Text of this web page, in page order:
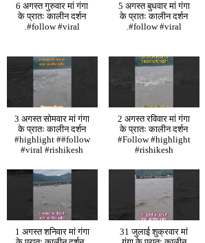
6 अगस्त गुरुवार मां गंगा
के प्रातः कालीन दर्शन
.#follow #viral
5 अगस्त बुधवार मां गंगा
के प्रातः कालीन दर्शन
.#follow #viral
3 अगस्त सोमवार मां गंगा
के प्रातः कालीन दर्शन
#highlight ##follow
#viral #rishikesh
2 अगस्त रविवार मां गंगा
के प्रातः कालीन दर्शन
#Follow #highlight
#rishikesh
1 अगस्त शनिवार मां गंगा
31 जुलाई शुक्रवार मां